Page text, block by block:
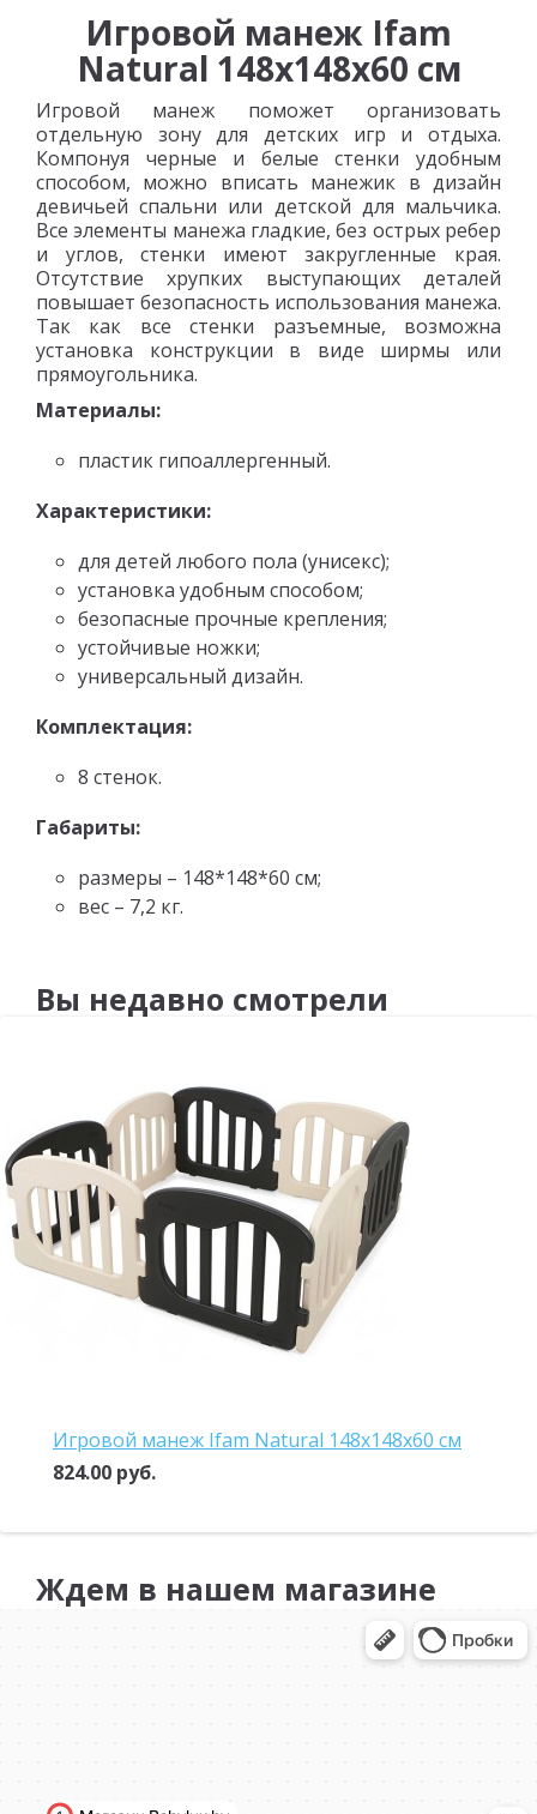
Игровой манеж Ifam
Natural 148x148x60 см
Игровой манеж поможет организовать
отдельную зону для детских игр и отдыха.
Компонуя черные и белые стенки удобным
способом, можно вписать манежик в дизайн
девичьей спальни или детской для мальчика.
Все элементы манежа гладкие, без острых ребер
и углов, стенки имеют закругленные края.
Отсутствие хрупких выступающих деталей
повышает безопасность использования манежа.
Так как все стенки разъемные, возможна
установка конструкции в виде ширмы или
прямоугольника.
Материалы:
пластик гипоаллергенный.
Характеристики:
для детей любого пола (унисекс);
установка удобным способом;
безопасные прочные крепления;
устойчивые ножки;
универсальный дизайн.
Комплектация:
8 стенок.
Габариты:
размеры – 148*148*60 см;
вес – 7,2 кг.
Вы недавно смотрели
Игровой манеж Ifam Natural 148x148x60 см
824.00 руб.
Ждем в нашем магазине